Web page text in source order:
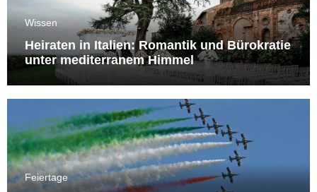
Wissen
Heiraten in Italien: Romantik und Bürokratie
unter mediterranem Himmel
Feiertage